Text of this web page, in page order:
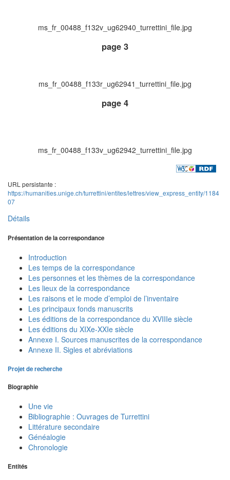
ms_fr_00488_f132v_ug62940_turrettini_file.jpg
page 3
ms_fr_00488_f133r_ug62941_turrettini_file.jpg
page 4
ms_fr_00488_f133v_ug62942_turrettini_file.jpg
URL persistante :
https://humanities.unige.ch/turrettini/entites/lettres/view_express_entity/1184
07
Détails
Présentation de la correspondance
Introduction
Les temps de la correspondance
Les personnes et les thèmes de la correspondance
Les lieux de la correspondance
Les raisons et le mode d’emploi de l’inventaire
Les principaux fonds manuscrits
Les éditions de la correspondance du XVIIIe siècle
Les éditions du XIXe-XXIe siècle
Annexe I. Sources manuscrites de la correspondance
Annexe II. Sigles et abréviations
Projet de recherche
Biographie
Une vie
Bibliographie : Ouvrages de Turrettini
Littérature secondaire
Généalogie
Chronologie
Entités